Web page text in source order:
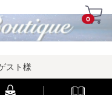
0
スト様